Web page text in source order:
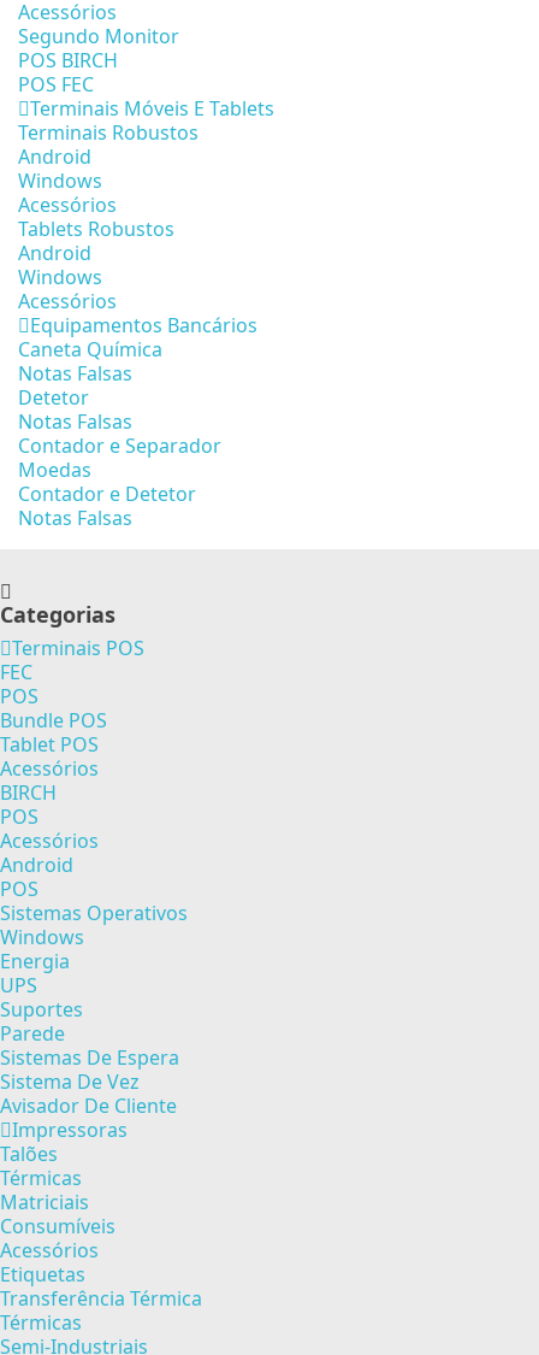
Acessórios
Segundo Monitor
POS BIRCH
POS FEC
Terminais Móveis E Tablets
Terminais Robustos
Android
Windows
Acessórios
Tablets Robustos
Android
Windows
Acessórios
Equipamentos Bancários
Caneta Química
Notas Falsas
Detetor
Notas Falsas
Contador e Separador
Moedas
Contador e Detetor
Notas Falsas
Categorias
Terminais POS
FEC
POS
Bundle POS
Tablet POS
Acessórios
BIRCH
POS
Acessórios
Android
POS
Sistemas Operativos
Windows
Energia
UPS
Suportes
Parede
Sistemas De Espera
Sistema De Vez
Avisador De Cliente
Impressoras
Talões
Térmicas
Matriciais
Consumíveis
Acessórios
Etiquetas
Transferência Térmica
Térmicas
Semi-Industriais